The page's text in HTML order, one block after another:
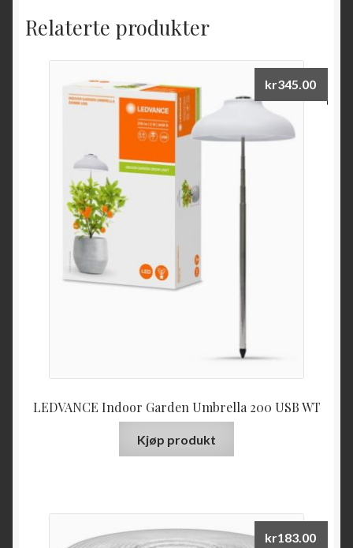
Relaterte produkter
LEDVANCE Indoor Garden Umbrella 200 USB WT
kr345.00
Kjøp produkt
kr183.00